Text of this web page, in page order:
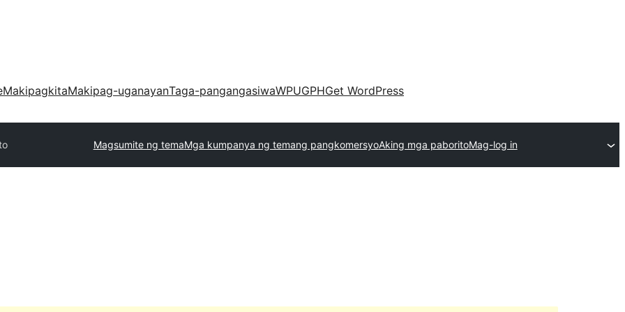
MakipagkitaMakipag-uganayanTaga-pangangasiwaWPUGPHGet WordPress
Magsumite ng temaMga kumpanya ng temang pangkomersyoAking mga paboritoMag-log in